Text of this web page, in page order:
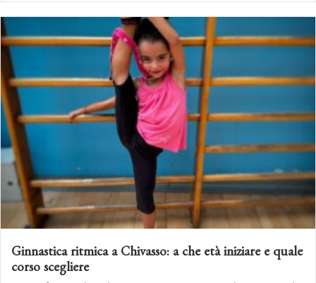
Ginnastica ritmica a Chivasso: a che età iniziare e quale
corso scegliere